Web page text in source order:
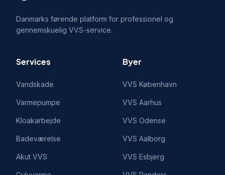
Danmarks førende platform for professionel og
gennemskuelig VVS-service.
Services
Vandskade
Varmepumpe
Kloakarbejde
Badeværelse
Akut VVS
Byer
VVS København
VVS Aarhus
VVS Odense
VVS Aalborg
VVS Esbjerg